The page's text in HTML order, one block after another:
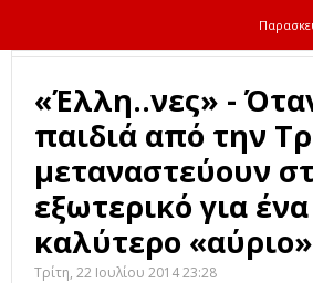
«Έλλη..νες» -
παιδιά από την
μεταναστεύουν
εξωτερικό για ένα
καλύτερο
Τρίτη, 22 Ιουλίου 2014 23:28